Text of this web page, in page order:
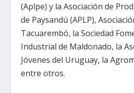
(Aplpe) y la Asociación de
de Paysandú (APLP),
Tacuarembó, la Sociedad
Industrial de Maldonado, la
Jóvenes del Uruguay, la
entre otros.